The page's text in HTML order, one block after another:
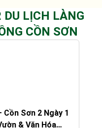
DU LỊCH LÀNG
CỒN SƠN
Sơn 2 Ngày 1
& Văn Hóa